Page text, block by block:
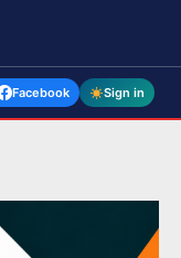
Facebook Sign in